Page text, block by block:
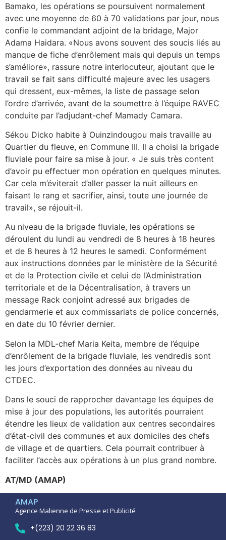
Bamako, les opérations se poursuivent normalement
avec une moyenne de 60 à 70 validations par jour, nous
confie le commandant adjoint de la bridage, Major
Adama Haidara. «Nous avons souvent des soucis liés au
manque de fiche d’enrôlement mais qui depuis un temps
s’améliore», rassure notre interlocuteur, ajoutant que le
travail se fait sans difficulté majeure avec les usagers
qui dressent, eux-mêmes, la liste de passage selon
l’ordre d’arrivée, avant de la soumettre à l’équipe RAVEC
conduite par l’adjudant-chef Mamady Camara.
Sékou Dicko habite à Ouinzindougou mais travaille au
Quartier du fleuve, en Commune III. Il a choisi la brigade
fluviale pour faire sa mise à jour. « Je suis très content
d’avoir pu effectuer mon opération en quelques minutes.
Car cela m’éviterait d’aller passer la nuit ailleurs en
faisant le rang et sacrifier, ainsi, toute une journée de
travail», se réjouit-il.
Au niveau de la brigade fluviale, les opérations se
déroulent du lundi au vendredi de 8 heures à 18 heures
et de 8 heures à 12 heures le samedi. Conformément
aux instructions données par le ministère de la Sécurité
et de la Protection civile et celui de l’Administration
territoriale et de la Décentralisation, à travers un
message Rack conjoint adressé aux brigades de
gendarmerie et aux commissariats de police concernés,
en date du 10 février dernier.
Selon la MDL-chef Maria Keita, membre de l’équipe
d’enrôlement de la brigade fluviale, les vendredis sont
les jours d’exportation des données au niveau du
CTDEC.
Dans le souci de rapprocher davantage les équipes de
mise à jour des populations, les autorités pourraient
étendre les lieux de validation aux centres secondaires
d’état-civil des communes et aux domiciles des chefs
de village et de quartiers. Cela pourrait contribuer à
faciliter l’accès aux opérations à un plus grand nombre.
AT/MD (AMAP)
AMAP
Agence Malienne de Presse et Publicité
+(223) 20 22 36 83